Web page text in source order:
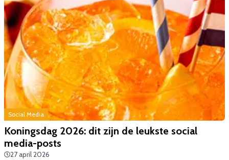
Social Media
Koningsdag 2026: dit zijn de leukste social
media-posts
27 april 2026